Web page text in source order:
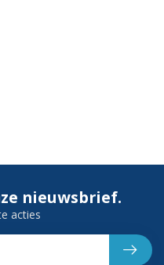
nieuwsbrief.
acties